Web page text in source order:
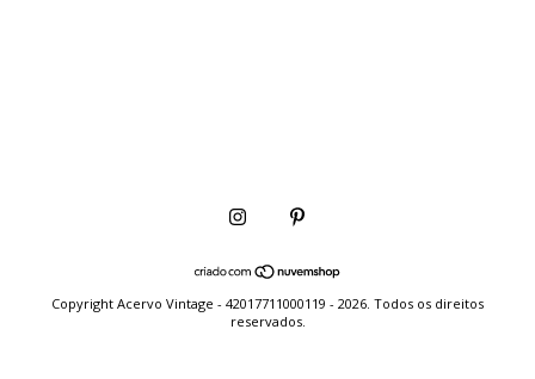
Copyright Acervo Vintage - 42017711000119 - 2026. Todos os direitos
reservados.